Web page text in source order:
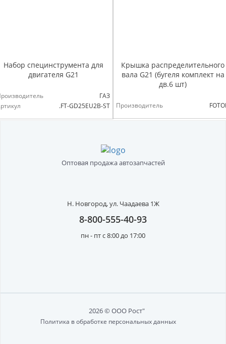
Набор специнструмента для
двигателя G21
ГАЗ
.FT-GD25EU2B-ST
Крышка распределительного
вала G21 (бугеля комплект на
дв.6 шт)
Производитель
Оптовая продажа автозапчастей
Н. Новгород,ул. Чаадаева 1Ж
8-800-555-40-93
пн - пт с 8:00 до 17:00
2026 © ООО Рост"
Политика в обработке персональных данных